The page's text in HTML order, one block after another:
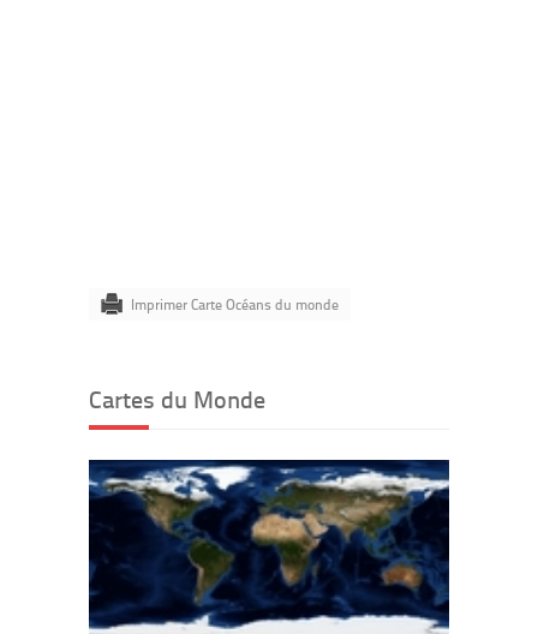
Imprimer Carte Océans du monde
Cartes du Monde